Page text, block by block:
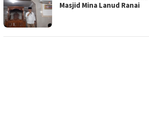
Masjid Mina Lanud Ranai